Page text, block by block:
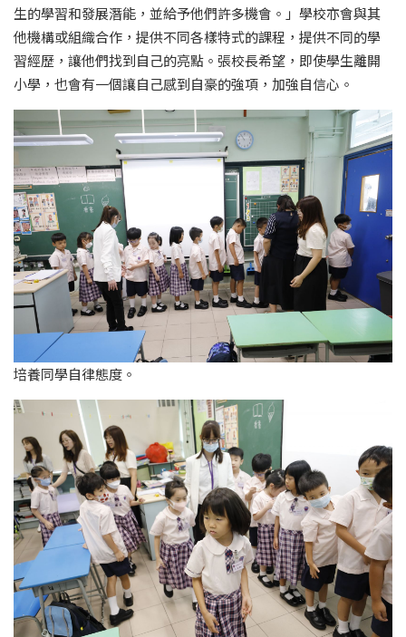
生的學習和發展潛能，並給予他們許多機會。」學校亦會與其
他機構或組織合作，提供不同各樣特式的課程，提供不同的學
習經歷，讓他們找到自己的亮點。張校長希望，即使學生離開
小學，也會有一個讓自己感到自豪的強項，加強自信心。
培養同學自律態度。